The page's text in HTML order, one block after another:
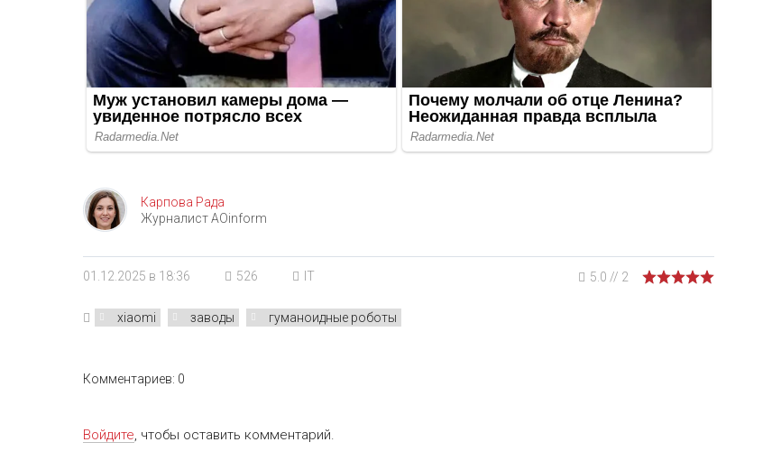
Карпова Рада
Журналист AOinform
01.12.2025 в 18:36 526 IT 5.0 // 2
xiaomi заводы гуманоидные роботы
Комментариев: 0
Войдите, чтобы оставить комментарий.